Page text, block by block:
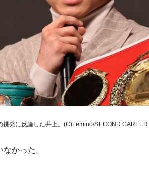
挑発に反論した井上。(C)Lemino/SECOND CAREER
かった。